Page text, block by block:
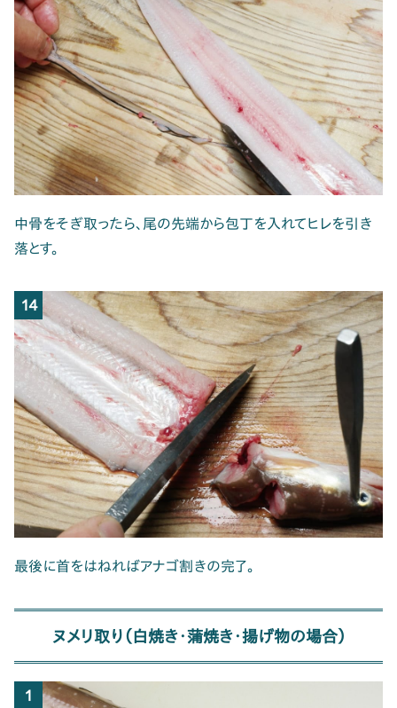
中骨をそぎ取ったら、尾の先端から包丁を入れてヒレを引き
落とす。
14
最後に首をはねればアナゴ割きの完了。
ヌメリ取り（白焼き・蒲焼き・揚げ物の場合）
1